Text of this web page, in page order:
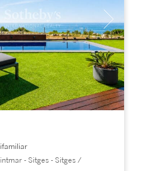
- Sitges - Sitges /